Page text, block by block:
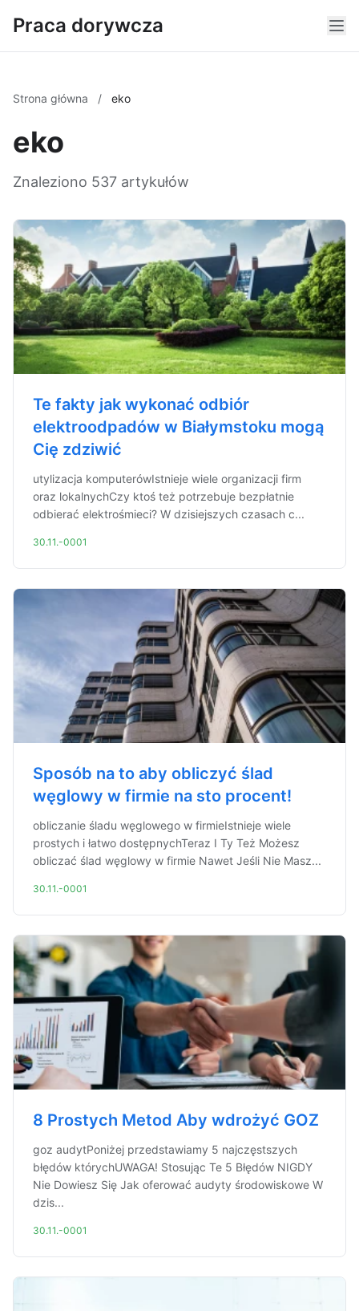
Praca dorywcza
Strona główna / eko
eko
Znaleziono 537 artykułów
Te fakty jak wykonać odbiór
elektroodpadów w Białymstoku mogą
Cię zdziwić
utylizacja komputerówIstnieje wiele organizacji firm
oraz lokalnychCzy ktoś też potrzebuje bezpłatnie
odbierać elektrośmieci? W dzisiejszych czasach c...
30.11.-0001
Sposób na to aby obliczyć ślad
węglowy w firmie na sto procent!
obliczanie śladu węglowego w firmieIstnieje wiele
prostych i łatwo dostępnychTeraz I Ty Też Możesz
obliczać ślad węglowy w firmie Nawet Jeśli Nie Masz...
30.11.-0001
8 Prostych Metod Aby wdrożyć GOZ
goz audytPoniżej przedstawiamy 5 najczęstszych
błędów którychUWAGA! Stosując Te 5 Błędów NIGDY
Nie Dowiesz Się Jak oferować audyty środowiskowe W
dzis...
30.11.-0001